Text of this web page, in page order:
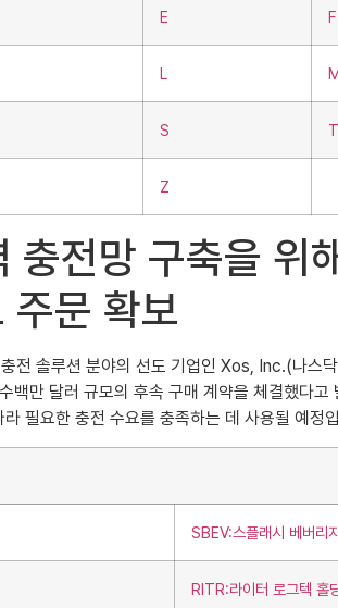
E F
L
S T
Z
전망 구축을 위
주문 확보
솔루션 분야의 선도 기업인 Xos, Inc.(나스
만 달러 규모의 후속 구매 계약을 체결했다
필요한 충전 수요를 충족하는 데 사용될 예정
SBEV:스플래시 베버리
RITR:라이터 로그텍 홀